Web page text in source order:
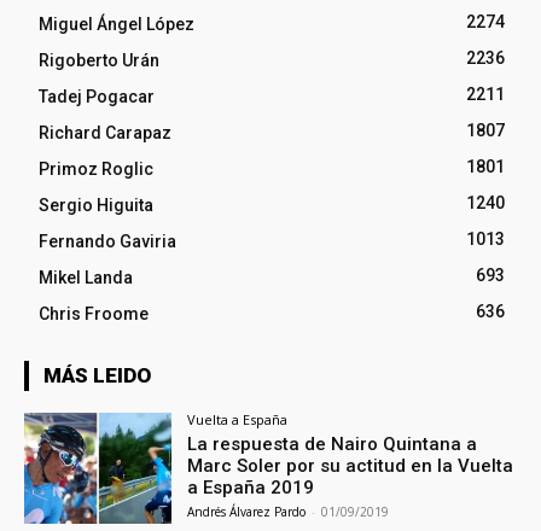
Miguel Ángel López
2274
Rigoberto Urán
2236
Tadej Pogacar
2211
Richard Carapaz
1807
Primoz Roglic
1801
Sergio Higuita
1240
Fernando Gaviria
1013
Mikel Landa
693
Chris Froome
636
MÁS LEIDO
Vuelta a España
La respuesta de Nairo Quintana a
Marc Soler por su actitud en la Vuelta
a España 2019
Andrés Álvarez Pardo - 01/09/2019